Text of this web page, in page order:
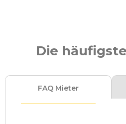
Die
FAQ Mieter